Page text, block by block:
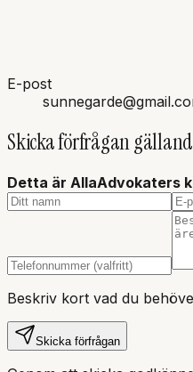
E-post
Skicka förfrågan
Detta är AllaAdvokaters
Beskriv kort vad du
Skicka förfrågan